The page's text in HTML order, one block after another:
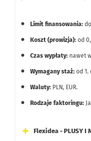
Limit finansowania:
Koszt (prowizja): od
Czas wypłaty: nawet
Wymagany staż: od 1.
Waluty: PLN, EUR.
Rodzaje faktoringu:
Flexidea - PLUSY I